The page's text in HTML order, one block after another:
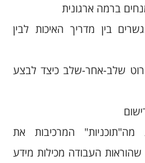
ברמה ארגונית
בין מדריך האיכות לבין
שלב-אחר-שלב כיצד לבצע
המרכיבות את
העבודה מכילות מידע